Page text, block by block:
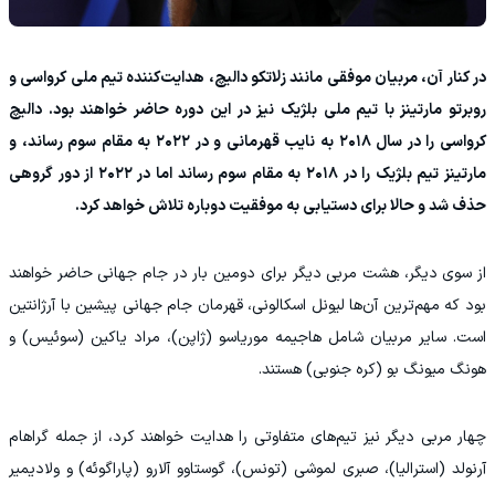
در کنار آن، مربیان موفقی مانند زلاتکو دالیچ، هدایت‌کننده تیم ملی کرواسی و
روبرتو مارتینز با تیم ملی بلژیک نیز در این دوره حاضر خواهند بود. دالیچ
کرواسی را در سال ۲۰۱۸ به نایب قهرمانی و در ۲۰۲۲ به مقام سوم رساند، و
مارتینز تیم بلژیک را در ۲۰۱۸ به مقام سوم رساند اما در ۲۰۲۲ از دور گروهی
حذف شد و حالا برای دستیابی به موفقیت دوباره تلاش خواهد کرد.
از سوی دیگر، هشت مربی دیگر برای دومین بار در جام جهانی حاضر خواهند
بود که مهم‌ترین آن‌ها لیونل اسکالونی، قهرمان جام جهانی پیشین با آرژانتین
است. سایر مربیان شامل هاجیمه موریاسو (ژاپن)، مراد یاکین (سوئیس) و
هونگ میونگ بو (کره جنوبی) هستند.
چهار مربی دیگر نیز تیم‌های متفاوتی را هدایت خواهند کرد، از جمله گراهام
آرنولد (استرالیا)، صبری لموشی (تونس)، گوستاوو آلارو (پاراگوئه) و ولادیمیر